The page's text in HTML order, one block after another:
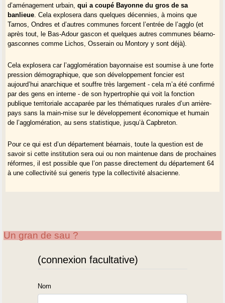
d’aménagement urbain,qui a coupé Bayonne du gros de sa
banlieue . Cela explosera dans quelques décennies, à moins que
Tarnos, Ondres et d’autres communes forcent l’entrée de l’agglo (et
après tout, le Bas-Adour gascon et quelques autres communes béarno-
gasconnes comme Lichos, Osserain ou Montory y sont déjà).
Cela explosera car l’agglomération bayonnaise est soumise à une forte
pression démographique, que son développement foncier est
aujourd’hui anarchique et souffre très largement - cela m’a été confirmé
par des gens en interne - de son hypertrophie qui voit la fonction
publique territoriale accaparée par les thématiques rurales d’un arrière-
pays sans la main-mise sur le développement économique et humain
de l’agglomération, au sens statistique, jusqu’à Capbreton.
Pour ce qui est d’un département béarnais, toute la question est de
savoir si cette institution sera oui ou non maintenue dans de prochaines
réformes, il est possible que l’on passe directement du département 64
à une collectivité sui generis type la collectivité alsacienne.
Un gran de sau ?
(connexion facultative)
Nom